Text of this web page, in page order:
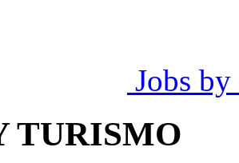
Jobs by
TURISMO